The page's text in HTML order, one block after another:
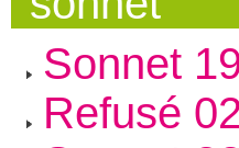
Sonnet
Refusé